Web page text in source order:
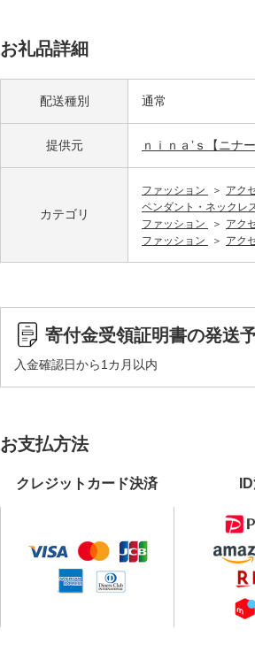
お礼品詳細
配送種別 通常
提供元 ｎｉｎａ’ｓ【ニナ
カテゴリ
ファッション
アク
ペンダント・ネックレ
ファッション
アク
ファッション
アク
寄付金受領証明書の発送
入金確認日から1カ月以内
お支払方法
クレジットカード決済